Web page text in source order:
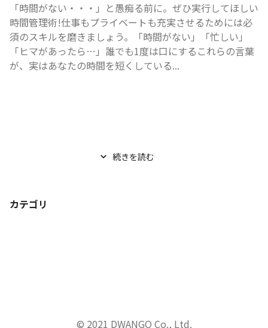
「時間がない・・・」と愚痴る前に。ぜひ実行してほしい
時間管理術!仕事もプライベートも充実させるためには必
須のスキルを磨きましょう。「時間がない」「忙しい」
「ヒマがあったら…」誰でも1度は口にするこれらの言葉
が、実はあなたの時間を短くしている...
続きを読む
カテゴリ
© 2021 DWANGO Co., Ltd.